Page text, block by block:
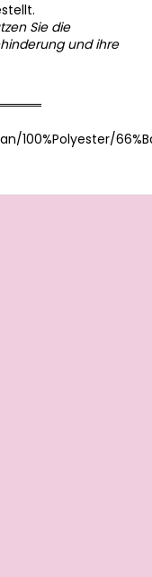
Sie die
und ihre
100%Polyester/